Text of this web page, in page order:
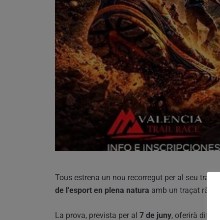
Tous estrena un nou recorregut per al seu trail,
de l’esport en plena natura amb un traçat
La prova, prevista per al 7 de juny, oferirà